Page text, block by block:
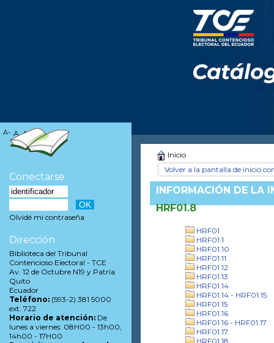
Inicio
Volver a la pantalla de inicio
INFORMACIÓN DE LA
HRF01.8
HRF01
HRF01.1
HRF01.10
HRF01.11
HRF01.12
HRF01.13
HRF01.14
HRF01.14 - HRF01.15
HRF01.15
HRF01.16
HRF01.16 - HRF01.17
HRF01.17
HRF01.18
A- A A+
Conectarse
Olvidé mi contraseña
Dirección
Biblioteca del Tribunal
Contencioso Electoral - TCE
Av. 12 de Octubre N19 y Patria
Quito
Ecuador
Teléfono: (593-2) 381 5000
ext. 722
Horario de atención: De
lunes a viernes: 08H00 - 13h00,
14h00 - 17H00